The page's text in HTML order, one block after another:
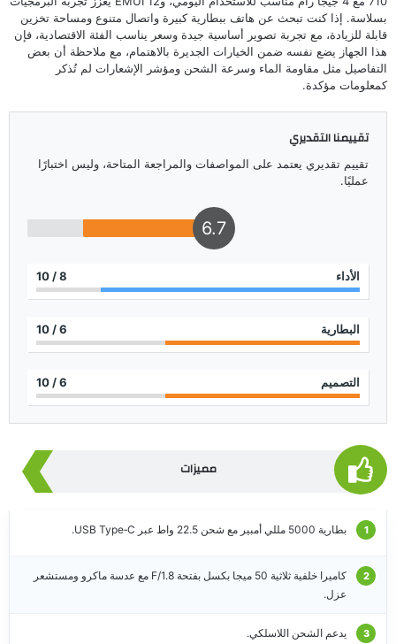
بسلاسة. إذا كنت تبحث عن هاتف ببطارية كبيرة واتصال متنوع ومساحة تخزين
قابلة للزيادة، مع تجربة تصوير أساسية جيدة وسعر يناسب الفئة الاقتصادية، فإن
هذا الجهاز يضع نفسه ضمن الخيارات الجديرة بالاهتمام، مع ملاحظة أن بعض
التفاصيل مثل مقاومة الماء وسرعة الشحن ومؤشر الإشعارات لم تُذكر
كمعلومات مؤكدة.
تقييمنا التقديري
تقييم تقديري يعتمد على المواصفات والمراجعة المتاحة، وليس اختبارًا
عمليًا.
6.7
الأداء 8
/ 10
البطارية 6
/ 10
التصميم 6
/ 10
مميزات
بطارية 5000 مللي أمبير مع شحن 22.5 واط عبر USB Type‑C.
كاميرا خلفية ثلاثية 50 ميجا بكسل بفتحة F/1.8 مع عدسة ماكرو ومستشعر
عزل.
يدعم الشحن اللاسلكي.